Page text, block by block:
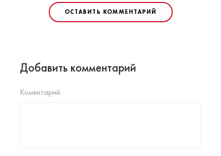
ОСТАВИТЬ КОММЕНТАРИЙ
Добавить комментарий
Коментарий